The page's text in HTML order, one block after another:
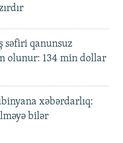
səfiri qanunsuz
olunur: 134 min dollar
xəbərdarlıq:
bilər